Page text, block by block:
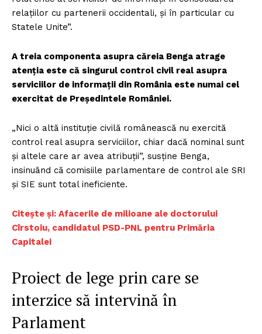
relațiilor cu partenerii occidentali, și în particular cu
Statele Unite”.
A treia componenta asupra căreia Benga atrage
atenția este că singurul control civil real asupra
serviciilor de informații din România este numai cel
exercitat de Președintele României.
„Nici o altă instituție civilă românească nu exercită
control real asupra serviciilor, chiar dacă nominal sunt
și altele care ar avea atribuții”, susține Benga,
insinuând că comisiile parlamentare de control ale SRI
și SIE sunt total ineficiente.
Citește și: Afacerile de milioane ale doctorului
Cîrstoiu, candidatul PSD-PNL pentru Primăria
Capitalei
Proiect de lege prin care se
interzice să intervină în
Parlament